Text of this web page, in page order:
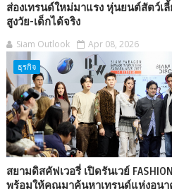
ส่องเทรนด์ใหม่มาแรง หุ่นยนต์สัตว์เ
สูงวัย-เด็กได้จริง
Siam Outlook Apr 08, 2026
ธุรกิจ
สยามดิสคัฟเวอรี่ เปิดรันเวย์ FASHION
พร้อมให้คุณมาค้นหาเทรนด์แห่งอน